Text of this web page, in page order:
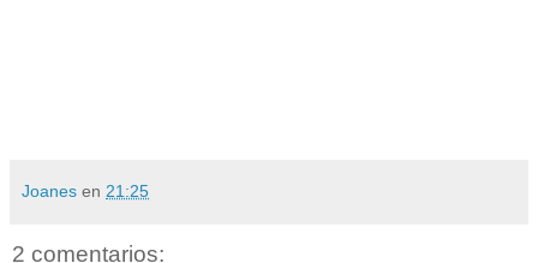
Joanes en 21:25
2 comentarios: